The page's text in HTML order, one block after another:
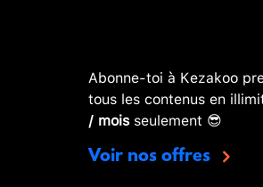
Abonne-toi à Kezakoo
tous les contenus en
/ moisseulement 😎
Voir nos offres